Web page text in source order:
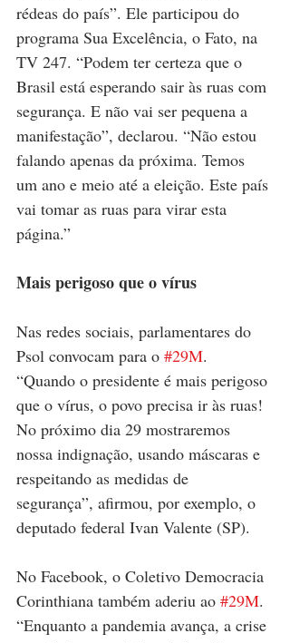
rédeas do país”. Ele participou do
programa Sua Excelência, o Fato, na
TV 247. “Podem ter certeza que o
Brasil está esperando sair às ruas com
segurança. E não vai ser pequena a
manifestação”, declarou. “Não estou
falando apenas da próxima. Temos
um ano e meio até a eleição. Este país
vai tomar as ruas para virar esta
página.”
Mais perigoso que o vírus
Nas redes sociais, parlamentares do
Psol convocam para o #29M.
“Quando o presidente é mais perigoso
que o vírus, o povo precisa ir às ruas!
No próximo dia 29 mostraremos
nossa indignação, usando máscaras e
respeitando as medidas de
segurança”, afirmou, por exemplo, o
deputado federal Ivan Valente (SP).
No Facebook, o Coletivo Democracia
Corinthiana também aderiu ao #29M.
“Enquanto a pandemia avança, a crise